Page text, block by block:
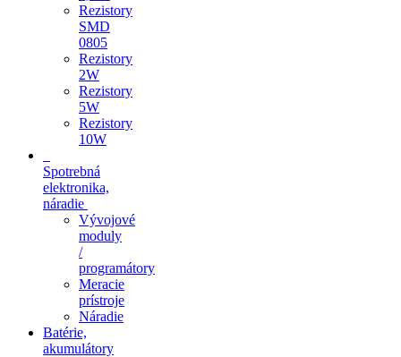
Rezistory
SMD
0805
Rezistory
2W
Rezistory
5W
Rezistory
10W
Spotrebná
elektronika,
náradie
Vývojové
moduly
/
programátory
Meracie
prístroje
Náradie
Batérie,
akumulátory